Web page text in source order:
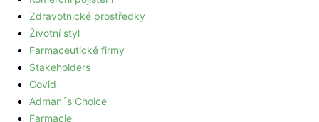
Zdravotnické prostředky
Životní styl
Farmaceutické firmy
Stakeholders
Covid
Adman´s Choice
Farmacie